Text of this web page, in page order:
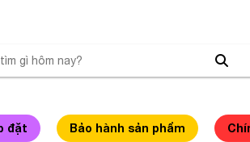
đặt Bảo hành sản phẩm